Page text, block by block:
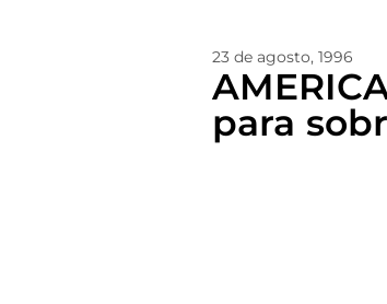
23 de agosto, 1996
para